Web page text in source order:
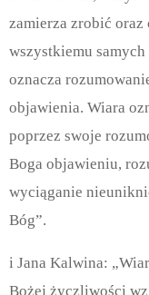
zamierza zrobić oraz
wszystkiemu
oznacza
objawienia. Wiara
poprzez swoje
Boga objawieniu,
wyciąganie
Bóg”.
i Jana Kalwina:
Bożej życzliwości